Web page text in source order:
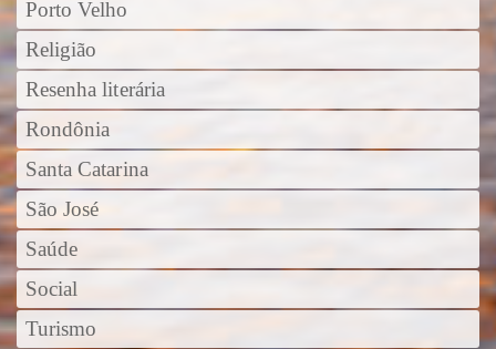
Porto Velho
Religião
Resenha literária
Rondônia
Santa Catarina
São José
Saúde
Social
Turismo